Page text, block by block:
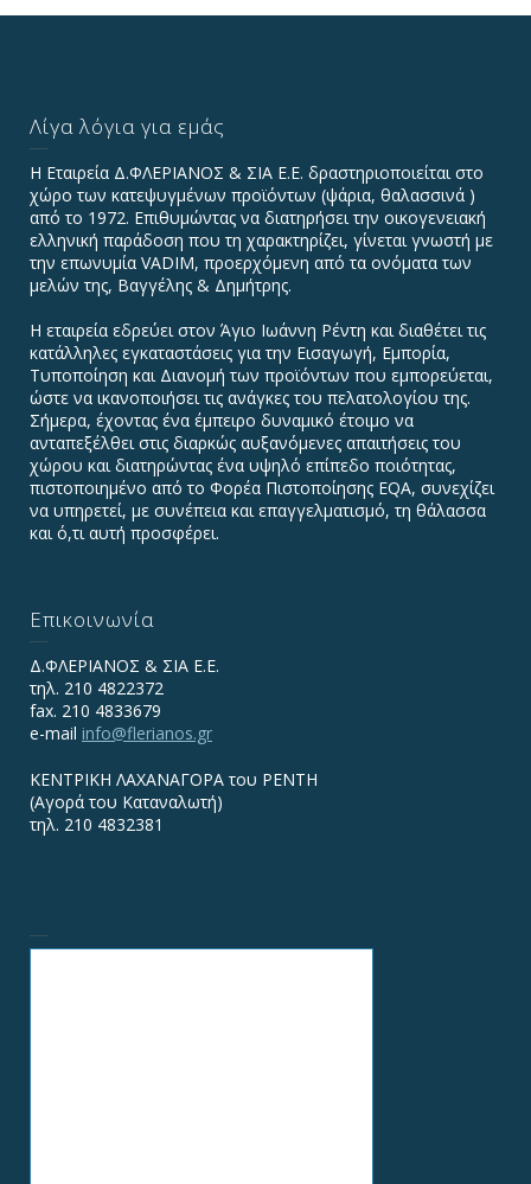
Λίγα λόγια για εμάς
Η Εταιρεία Δ.ΦΛΕΡΙΑΝΟΣ & ΣΙΑ Ε.Ε. δραστηριοποιείται στο
χώρο των κατεψυγμένων προϊόντων (ψάρια, θαλασσινά )
από το 1972. Επιθυμώντας να διατηρήσει την οικογενειακή
ελληνική παράδοση που τη χαρακτηρίζει, γίνεται γνωστή με
την επωνυμία VADIΜ, προερχόμενη από τα ονόματα των
μελών της, Βαγγέλης & Δημήτρης.
Η εταιρεία εδρεύει στον Άγιο Ιωάννη Ρέντη και διαθέτει τις
κατάλληλες εγκαταστάσεις για την Εισαγωγή, Εμπορία,
Τυποποίηση και Διανομή των προϊόντων που εμπορεύεται,
ώστε να ικανοποιήσει τις ανάγκες του πελατολογίου της.
Σήμερα, έχοντας ένα έμπειρο δυναμικό έτοιμο να
ανταπεξέλθει στις διαρκώς αυξανόμενες απαιτήσεις του
χώρου και διατηρώντας ένα υψηλό επίπεδο ποιότητας,
πιστοποιημένο από το Φορέα Πιστοποίησης EQA, συνεχίζει
να υπηρετεί, με συνέπεια και επαγγελματισμό, τη θάλασσα
και ό,τι αυτή προσφέρει.
Επικοινωνία
Δ.ΦΛΕΡΙΑΝΟΣ & ΣΙΑ Ε.Ε.
τηλ. 210 4822372
fax. 210 4833679
e-mail info@flerianos.gr
ΚΕΝΤΡΙΚΗ ΛΑΧΑΝΑΓΟΡΑ του ΡΕΝΤΗ
(Αγορά του Καταναλωτή)
τηλ. 210 4832381